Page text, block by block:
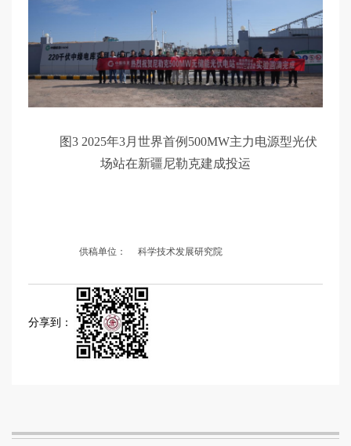
图3 2025年3月世界首例500MW主力电源型光伏
场站在新疆尼勒克建成投运
供稿单位： 科学技术发展研究院
分享到：